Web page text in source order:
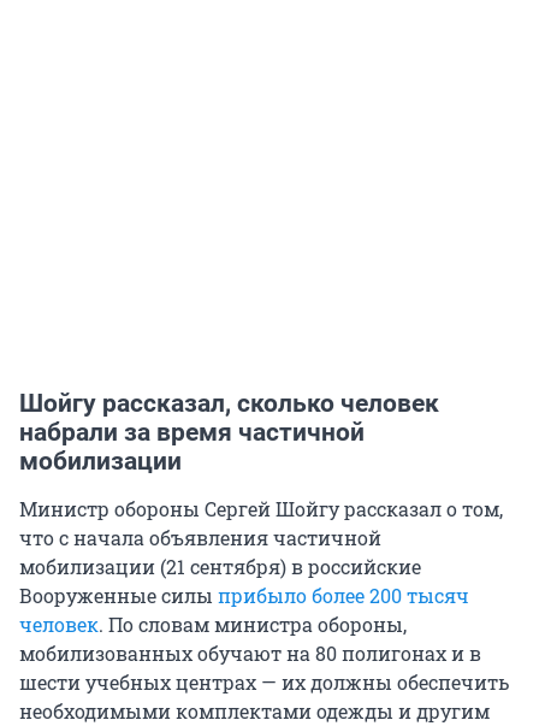
Шойгу рассказал, сколько человек
набрали за время частичной
мобилизации
Министр обороны Сергей Шойгу рассказал о том,
что с начала объявления частичной
мобилизации (21 сентября) в российские
Вооруженные силы прибыло более 200 тысяч
человек. По словам министра обороны,
мобилизованных обучают на 80 полигонах и в
шести учебных центрах — их должны обеспечить
необходимыми комплектами одежды и другим